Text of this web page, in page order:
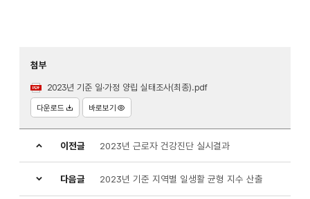
첨부
2023년 기준 일·가정 양립 실태조사(최종).pdf
다운로드 바로보기
이전글 2023년 근로자 건강진단 실시결과
다음글 2023년 기준 지역별 일생활 균형 지수 산출